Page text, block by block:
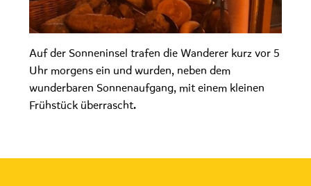
Auf der Sonneninsel trafen die Wanderer kurz vor 5
Uhr morgens ein und wurden, neben dem
wunderbaren Sonnenaufgang, mit einem kleinen
Frühstück überrascht.